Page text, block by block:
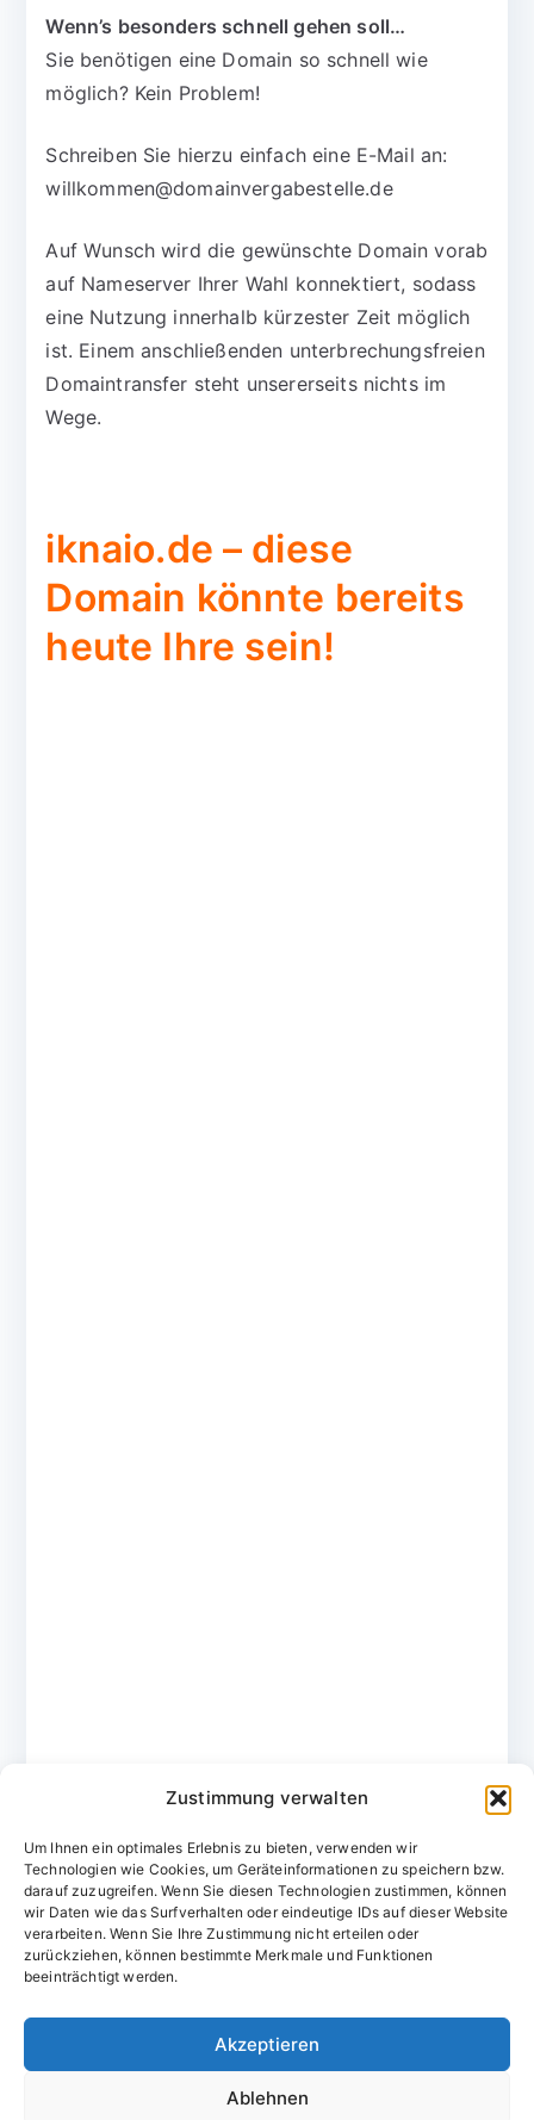
Zustimmung verwalten
Um Ihnen ein optimales Erlebnis zu bieten, verwenden wir
Technologien wie Cookies, um Geräteinformationen zu speichern bzw.
darauf zuzugreifen. Wenn Sie diesen Technologien zustimmen, können
wir Daten wie das Surfverhalten oder eindeutige IDs auf dieser Website
verarbeiten. Wenn Sie Ihre Zustimmung nicht erteilen oder
zurückziehen, können bestimmte Merkmale und Funktionen
beeinträchtigt werden.
Akzeptieren
Ablehnen
Wenn’s besonders schnell gehen soll…
Sie benötigen eine Domain so schnell wie
möglich? Kein Problem!
Schreiben Sie hierzu einfach eine E-Mail an:
willkommen@domainvergabestelle.de
Auf Wunsch wird die gewünschte Domain vorab
auf Nameserver Ihrer Wahl konnektiert, sodass
eine Nutzung innerhalb kürzester Zeit möglich
ist. Einem anschließenden unterbrechungsfreien
Domaintransfer steht unsererseits nichts im
Wege.
iknaio.de – diese
Domain könnte bereits
heute Ihre sein!
Domainvergabestelle.de